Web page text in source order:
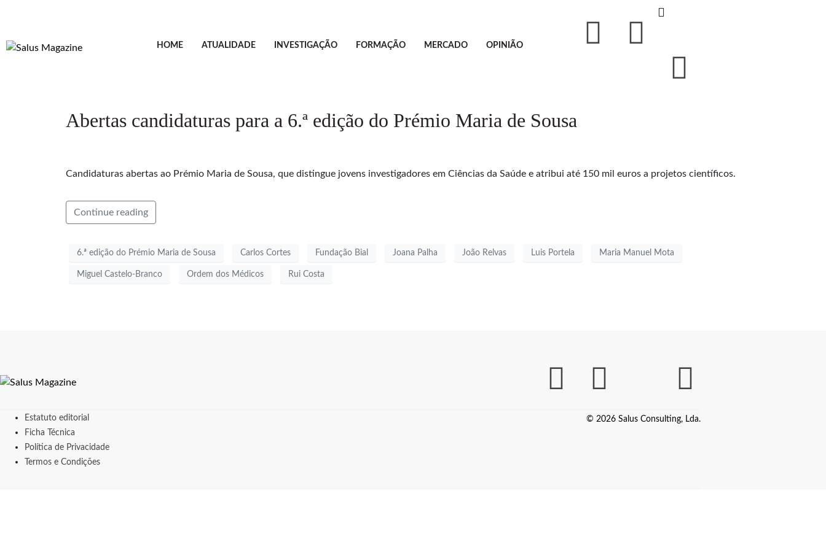
HOME ATUALIDADE INVESTIGAÇÃO FORMAÇÃO MERCADO OPINIÃO
Abertas candidaturas para a 6.ª edição do Prémio Maria de Sousa
Candidaturas abertas ao Prémio Maria de Sousa, que distingue jovens investigadores em Ciências da Saúde e atribui até 150 mil euros a projetos científicos.
Continue reading
6.ª edição do Prémio Maria de Sousa Carlos Cortes Fundação Bial Joana Palha João Relvas Luis Portela Maria Manuel Mota
Miguel Castelo-Branco Ordem dos Médicos Rui Costa
Estatuto editorial
Ficha Técnica
Política de Privacidade
Termos e Condições
© 2026 Salus Consulting, Lda.